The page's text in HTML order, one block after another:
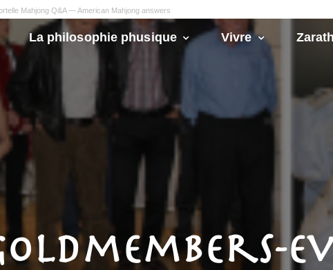
Mahjong Q&A — American Mahjong answers
La philosophie phusique Vivre